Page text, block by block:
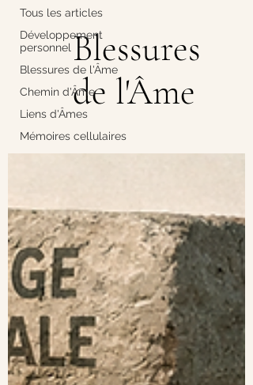
Tous les articles
Développement
personnel
Blessures de l'Âme
Chemin d'Âme
Liens d'Âmes
Mémoires cellulaires
Blessures
de l'Âme